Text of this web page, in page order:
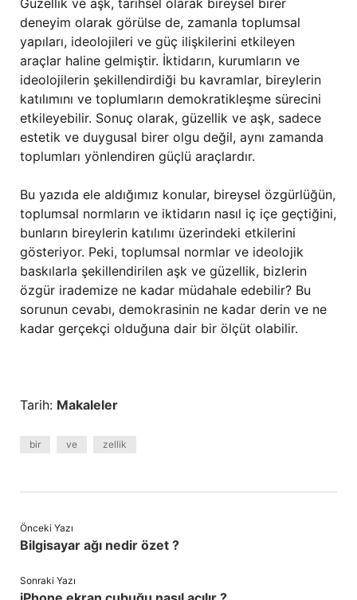
Güzellik ve aşk, tarihsel olarak bireysel birer
deneyim olarak görülse de, zamanla toplumsal
yapıları, ideolojileri ve güç ilişkilerini etkileyen
araçlar haline gelmiştir. İktidarın, kurumların ve
ideolojilerin şekillendirdiği bu kavramlar, bireylerin
katılımını ve toplumların demokratikleşme sürecini
etkileyebilir. Sonuç olarak, güzellik ve aşk, sadece
estetik ve duygusal birer olgu değil, aynı zamanda
toplumları yönlendiren güçlü araçlardır.
Bu yazıda ele aldığımız konular, bireysel özgürlüğün,
toplumsal normların ve iktidarın nasıl iç içe geçtiğini,
bunların bireylerin katılımı üzerindeki etkilerini
gösteriyor. Peki, toplumsal normlar ve ideolojik
baskılarla şekillendirilen aşk ve güzellik, bizlerin
özgür irademize ne kadar müdahale edebilir? Bu
sorunun cevabı, demokrasinin ne kadar derin ve ne
kadar gerçekçi olduğuna dair bir ölçüt olabilir.
Tarih: Makaleler
bir ve zellik
Önceki Yazı
Bilgisayar ağı nedir özet ?
Sonraki Yazı